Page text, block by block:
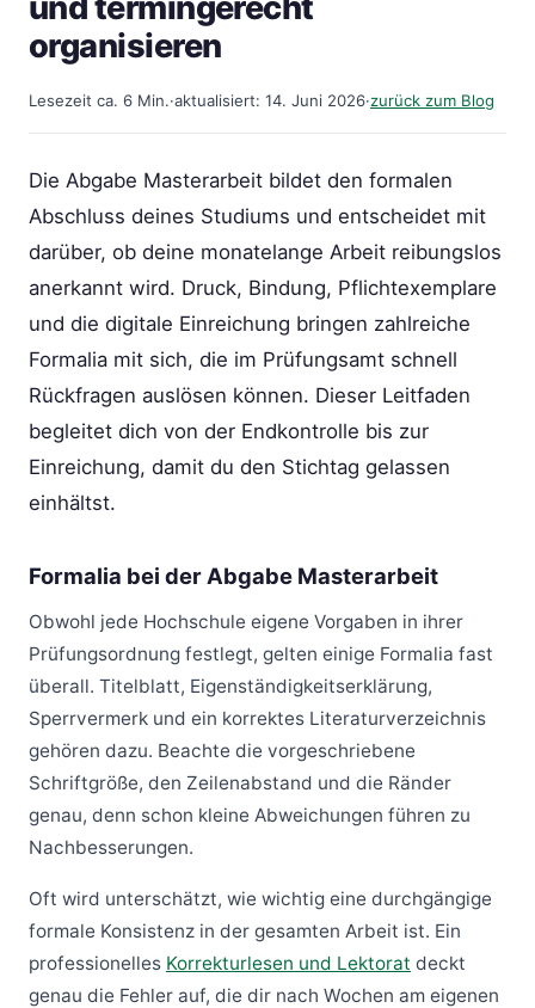
und termingerecht
organisieren
Lesezeit ca. 6 Min.·aktualisiert: 14. Juni 2026·zurück zum Blog
Die Abgabe Masterarbeit bildet den formalen
Abschluss deines Studiums und entscheidet mit
darüber, ob deine monatelange Arbeit reibungslos
anerkannt wird. Druck, Bindung, Pflichtexemplare
und die digitale Einreichung bringen zahlreiche
Formalia mit sich, die im Prüfungsamt schnell
Rückfragen auslösen können. Dieser Leitfaden
begleitet dich von der Endkontrolle bis zur
Einreichung, damit du den Stichtag gelassen
einhältst.
Formalia bei der Abgabe Masterarbeit
Obwohl jede Hochschule eigene Vorgaben in ihrer
Prüfungsordnung festlegt, gelten einige Formalia fast
überall. Titelblatt, Eigenständigkeitserklärung,
Sperrvermerk und ein korrektes Literaturverzeichnis
gehören dazu. Beachte die vorgeschriebene
Schriftgröße, den Zeilenabstand und die Ränder
genau, denn schon kleine Abweichungen führen zu
Nachbesserungen.
Oft wird unterschätzt, wie wichtig eine durchgängige
formale Konsistenz in der gesamten Arbeit ist. Ein
professionelles Korrekturlesen und Lektorat deckt
genau die Fehler auf, die dir nach Wochen am eigenen